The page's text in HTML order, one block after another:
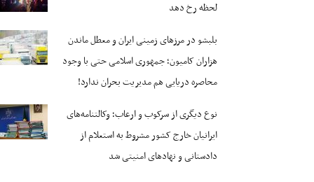
لحظه رخ دهد
بلبشو در مرزهای زمینی ایران و معطل ماندن
هزاران کامیون؛ جمهوری اسلامی حتی با وجود
محاصره دریایی هم مدیریت بحران ندارد!
نوع دیگری از سرکوب و ارعاب؛ وکالتنامه‌های
ایرانیان خارج کشور مشروط به استعلام از
دادستانی و نهادهای امنیتی شد